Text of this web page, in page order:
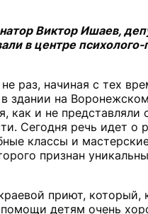
Виктор Ишаев,
в центре
раз, начиная с тех
здании на
как и не
Сегодня речь идет
классы и
признан
приют, который,
детям очень